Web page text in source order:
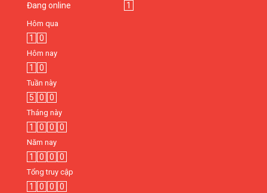
Đang online 1
Hôm qua
1 0
Hôm nay
1 0
Tuần này
5 0 0
Tháng này
1 0 0 0
Năm nay
1 0 0 0
Tổng truy cập
1 0 0 0